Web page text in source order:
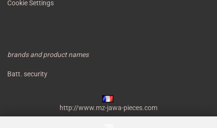
Cookie Settings
brands and product names
Batt. security
http://www.mz-jawa-pieces.com